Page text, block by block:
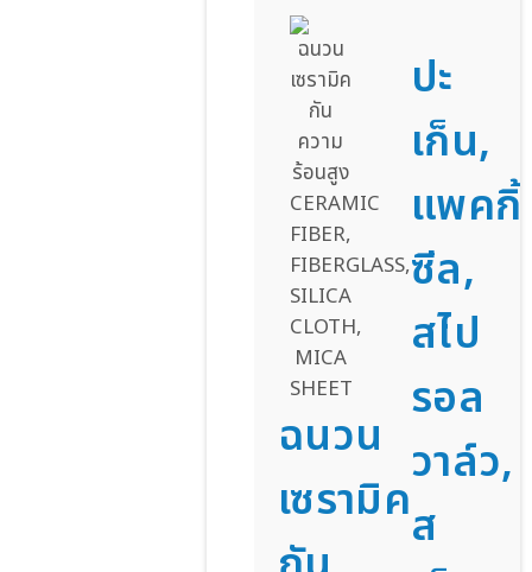
ฉนวน
เซรามิค
ปะ
เก็น,
แพคกิ้
ซีล,
สไป
รอล
วาล์ว,
ส